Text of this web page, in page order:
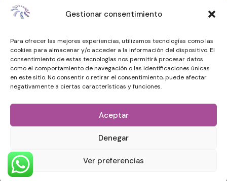
Gestionar consentimiento
Para ofrecer las mejores experiencias, utilizamos tecnologías como las
cookies para almacenar y/o acceder a la información del dispositivo. El
consentimiento de estas tecnologías nos permitirá procesar datos
como el comportamiento de navegación o las identificaciones únicas
en este sitio. No consentir o retirar el consentimiento, puede afectar
negativamente a ciertas características y funciones.
Aceptar
Denegar
Ver preferencias
·
atencionalcliente@vdenergy.es
Política de privacidad
Aviso legal
Trabaja con nosotros